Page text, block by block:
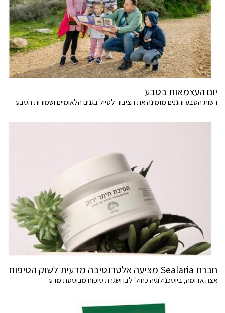
יום העצמאות בטבע
רשות הטבע והגנים מזמינה את הציבור לטייל בגנים הלאומיים ושמורות הטבע
חברת Sealaria מציעה אלטרנטיבה מדעית לשוק הטיפוח
אצה אדומה, ביוטכנולוגיה כחול־לבן ושגרת טיפוח מבוססת מדע